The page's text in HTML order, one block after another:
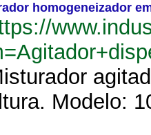
homogeneizador
Modelo: